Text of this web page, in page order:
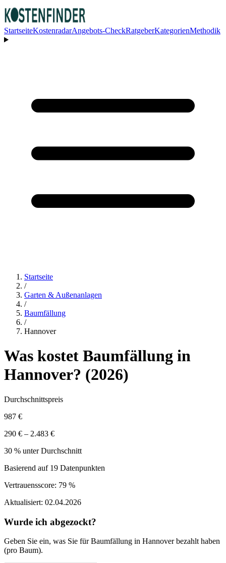
StartseiteKostenradarAngebots-CheckRatgeberKategorienMethodik
Startseite
/
Garten & Außenanlagen
/
Baumfällung
/
Hannover
Was kostet Baumfällung in
Hannover? (2026)
Durchschnittspreis
987 €
290 € – 2.483 €
30 % unter Durchschnitt
Basierend auf 19 Datenpunkten
Vertrauensscore: 79 %
Aktualisiert: 02.04.2026
Wurde ich abgezockt?
Geben Sie ein, was Sie fürBaumfällung in Hannover bezahlt haben
(pro Baum).